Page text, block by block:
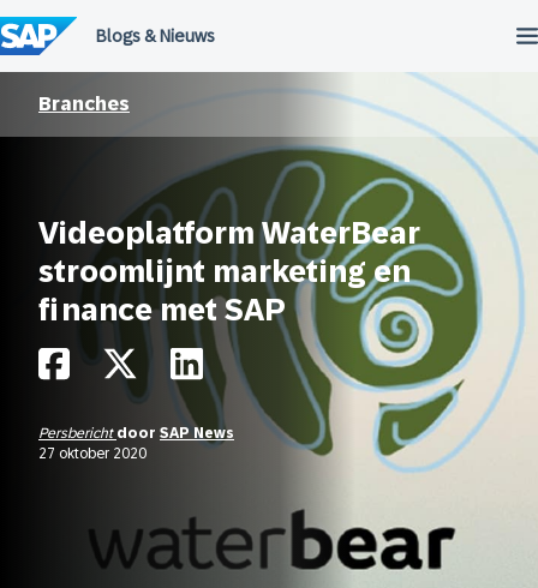
naar
de
inhoud
Branches
Videoplatform WaterBear
stroomlijnt marketing en
finance met SAP
Persbericht door SAP News
27 oktober 2020